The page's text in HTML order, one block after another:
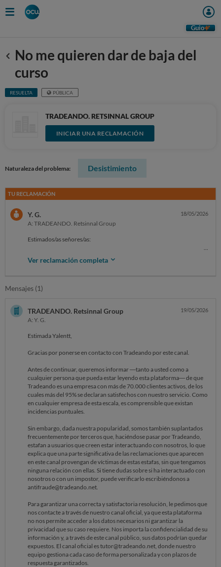
Guio
Anterior
No me quieren dar de baja del
curso
RESUELTA PÚBLICA
TRADEANDO. RETSINNAL GROUP
INICIAR UNA RECLAMACIÓN
Naturaleza del problema: Desistimiento
TU RECLAMACIÓN
Y. G.
A: TRADEANDO. Retsinnal Group
18/05/2026
Estimados/as señores/as:
En fecha […….] adquirí en su página web [….] el producto […...]. La
compra ha sido financiada con un crédito vinculado con la entidad
Una vez recibido, ejercí el derecho de desistimiento en plazo y por
recibió. Sin embargo, se me ha denegado el desistimiento y sigo
pagando la financiación.
Adjunto fotocopia de los siguientes documentos: [enumerar
documentación que se aporta: p.ej. confirmación del pedido, las
condiciones de la compra, la factura, correos electrónicos, albarán de
entrega, formulario de desistimiento, financiación ..]
SOLICITO la recogida del producto con devolución del importe
abonado […€] y la resolución del crédito sin penalización.
Sin otro particular, atentamente.
Recuerda no incluir ningún dato personal o sensible, ni tuyo ni de un
tercero, como puede ser nombre, apellidos, DNI, número de teléfono,
dirección postal, cuenta y tarjeta bancaria, email…
Ver reclamación completa
Mensajes (1)
TRADEANDO. Retsinnal Group
A: Y. G.
19/05/2026
Estimada Yalentt,
Gracias por ponerse en contacto con Tradeando por este canal.
Antes de continuar, queremos informar —tanto a usted como a
cualquier persona que pueda estar leyendo esta plataforma— de que
Tradeando es una empresa con más de 70.000 clientes activos, de los
cuales más del 95% se declaran satisfechos con nuestro servicio. Como
en cualquier empresa de esta escala, es comprensible que existan
incidencias puntuales.
Sin embargo, dada nuestra popularidad, somos también suplantados
frecuentemente por terceros que, haciéndose pasar por Tradeando,
estafan a usuarios que creen estar interactuando con nosotros, lo que
explica que una parte significativa de las reclamaciones que aparecen
en este canal provengan de víctimas de estas estafas, sin que tengamos
ninguna relación con ellas. Si tiene dudas sobre si ha interactuado con
nosotros o con un impostor, puede verificarlo escribiéndonos a
antifraude@tradeando.net.
Para garantizar una correcta y satisfactoria resolución, le pedimos que
nos contacte a través de nuestro canal oficial, ya que esta plataforma
no nos permite acceder a los datos necesarios ni garantizar la
privacidad que su caso requiere. Nos importa la confidencialidad de su
información y, a través de este canal público, sus datos podrían quedar
expuestos. El canal oficial es tutor@tradeando.net, donde nuestro
equipo gestiona cada caso de forma personalizada y con plazos de
respuesta garantizados.